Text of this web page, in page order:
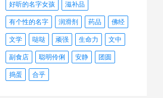
好听的名字女孩 滋补品
有个性的名字 润滑剂 药品 佛经
文学 哒哒 顽强 生命力 文中
副食店 聪明伶俐 安静 团圆
捣蛋 合乎